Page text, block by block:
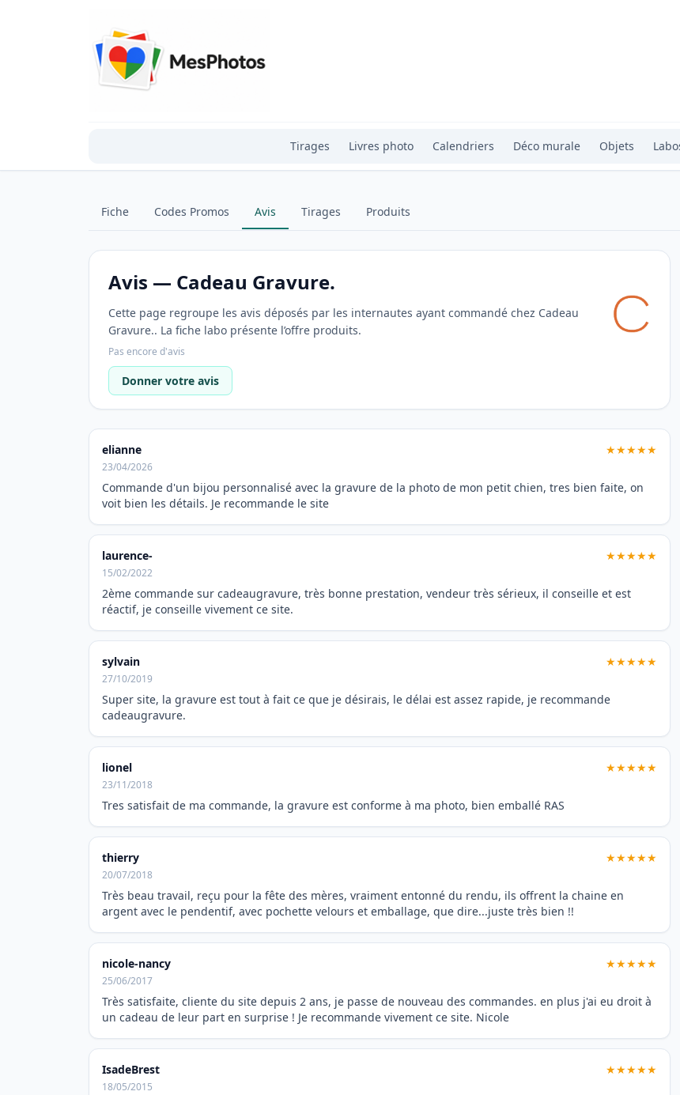
Tirages Livres photo Calendriers Déco murale Objets
Fiche Codes Promos Avis Tirages Produits
Avis — Cadeau Gravure.
Cette page regroupe les avis déposés par les internautes ayant commandé chez Cadeau
Gravure.. La fiche labo présente l’offre produits.
Pas encore d'avis
Donner votre avis
elianne ★★★★★
23/04/2026
Commande d'un bijou personnalisé avec la gravure de la photo de mon petit chien, tres bien faite, on
voit bien les détails. Je recommande le site
laurence- ★★★★★
15/02/2022
2ème commande sur cadeaugravure, très bonne prestation, vendeur très sérieux, il conseille et est
réactif, je conseille vivement ce site.
sylvain ★★★★★
27/10/2019
Super site, la gravure est tout à fait ce que je désirais, le délai est assez rapide, je recommande
cadeaugravure.
lionel ★★★★★
23/11/2018
Tres satisfait de ma commande, la gravure est conforme à ma photo, bien emballé RAS
thierry ★★★★★
20/07/2018
Très beau travail, reçu pour la fête des mères, vraiment entonné du rendu, ils offrent la chaine en
argent avec le pendentif, avec pochette velours et emballage, que dire...juste très bien !!
nicole-nancy ★★★★★
25/06/2017
Très satisfaite, cliente du site depuis 2 ans, je passe de nouveau des commandes. en plus j'ai eu droit à
un cadeau de leur part en surprise ! Je recommande vivement ce site. Nicole
IsadeBrest ★★★★★
18/05/2015